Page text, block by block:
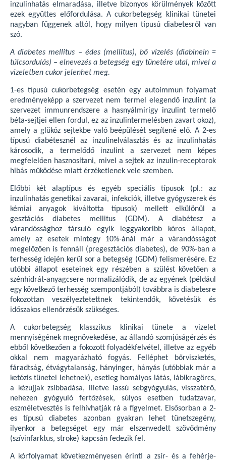
inzulinhatás elmaradása, illetve bizonyos körülmények között
ezek együttes előfordulása. A cukorbetegség klinikai tünetei
nagyban függenek attól, hogy milyen típusú diabetesről van
szó.
A diabetes mellitus – édes (mellitus), bő vizelés (diabinein =
túlcsordulás) – elnevezés a betegség egy tünetére utal, mivel a
vizeletben cukor jelenhet meg.
1-es típusú cukorbetegség esetén egy autoimmun folyamat
eredményeképp a szervezet nem termel elegendő inzulint (a
szervezet immunrendszere a hasnyálmirigy inzulint termelő
béta-sejtjei ellen fordul, ez az inzulintermelésben zavart okoz),
amely a glükóz sejtekbe való beépülését segítené elő. A 2-es
típusú diabétesznél az inzulinelválasztás és az inzulinhatás
károsodik, a termelődő inzulint a szervezet nem képes
megfelelően hasznosítani, mivel a sejtek az inzulin-receptorok
hibás működése miatt érzéketlenek vele szemben.
Előbbi két alaptípus és egyéb speciális típusok (pl.: az
inzulinhatás genetikai zavarai, infekciók, illetve gyógyszerek és
kémiai anyagok kiváltotta típusok) mellett elkülönül a
gesztációs diabetes mellitus (GDM). A diabétesz a
várandóssághoz társuló egyik leggyakoribb kóros állapot,
amely az esetek mintegy 10%-ánál már a várandósságot
megelőzően is fennáll (pregesztációs diabetes), de 90%-ban a
terhesség idején kerül sor a betegség (GDM) felismerésére. Ez
utóbbi állapot eseteinek egy részében a szülést követően a
szénhidrát-anyagcsere normalizálódik, de az egyének (például
egy következő terhesség szempontjából) továbbra is diabetesre
fokozottan veszélyeztetettnek tekintendők, követésük és
időszakos ellenőrzésük szükséges.
A cukorbetegség klasszikus klinikai tünete a vizelet
mennyiségének megnövekedése, az állandó szomjúságérzés és
ebből következően a fokozott folyadékfelvétel, illetve az egyéb
okkal nem magyarázható fogyás. Felléphet bőrviszketés,
fáradtság, étvágytalanság, hányinger, hányás (utóbbiak már a
ketózis tünetei lehetnek), esetleg homályos látás, lábikragörcs,
a kézujjak zsibbadása, illetve lassú sebgyógyulás, visszatérő,
nehezen gyógyuló fertőzések, súlyos esetben tudatzavar,
eszméletvesztés is felhívhatják rá a figyelmet. Elsősorban a 2-
es típusú diabetes azonban gyakran lehet tünetszegény,
ilyenkor a betegséget egy már elszenvedett szövődmény
(szívinfarktus, stroke) kapcsán fedezik fel.
A kórfolyamat következményesen érinti a zsír- és a fehérje-